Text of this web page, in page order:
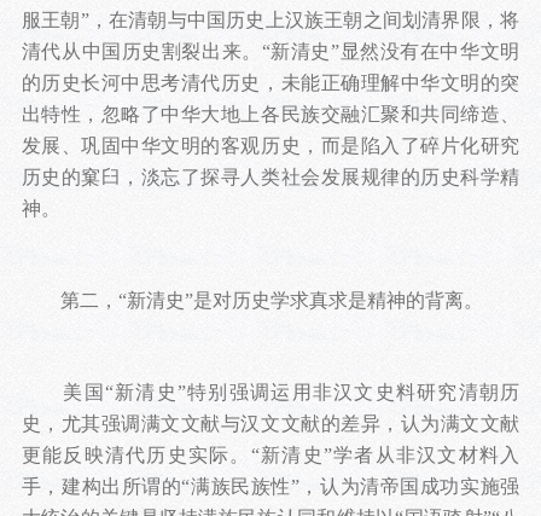
服王朝”，在清朝与中国历史上汉族王朝之间划清界限，将
清代从中国历史割裂出来。“新清史”显然没有在中华文明
的历史长河中思考清代历史，未能正确理解中华文明的突
出特性，忽略了中华大地上各民族交融汇聚和共同缔造、
发展、巩固中华文明的客观历史，而是陷入了碎片化研究
历史的窠臼，淡忘了探寻人类社会发展规律的历史科学精
神。
第二，“新清史”是对历史学求真求是精神的背离。
美国“新清史”特别强调运用非汉文史料研究清朝历
史，尤其强调满文文献与汉文文献的差异，认为满文文献
更能反映清代历史实际。“新清史”学者从非汉文材料入
手，建构出所谓的“满族民族性”，认为清帝国成功实施强